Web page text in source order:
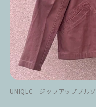
UNIQLO ジップアップブル